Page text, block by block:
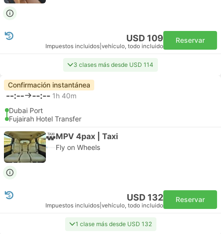
USD 109
Impuestos incluidos vehículo, todo incluido
Reservar
3 clases más desde USD 114
Confirmación instantánea
--:-- --:-- 1h 40m
Dubai Port
Fujairah Hotel Transfer
MPV 4pax | Taxi
Fly on Wheels
USD 132
Impuestos incluidos vehículo, todo incluido
Reservar
1 clase más desde USD 132